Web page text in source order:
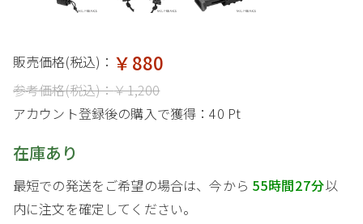
販売価格(税込)： ￥880
参考価格(税込)：￥1,200
アカウント登録後の購入で獲得：40 Pt
在庫あり
最短での発送をご希望の場合は、今から 55時間27分以
内に注文を確定してください。